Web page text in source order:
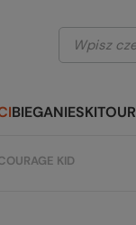
BIEGANIESKITOUR
KID